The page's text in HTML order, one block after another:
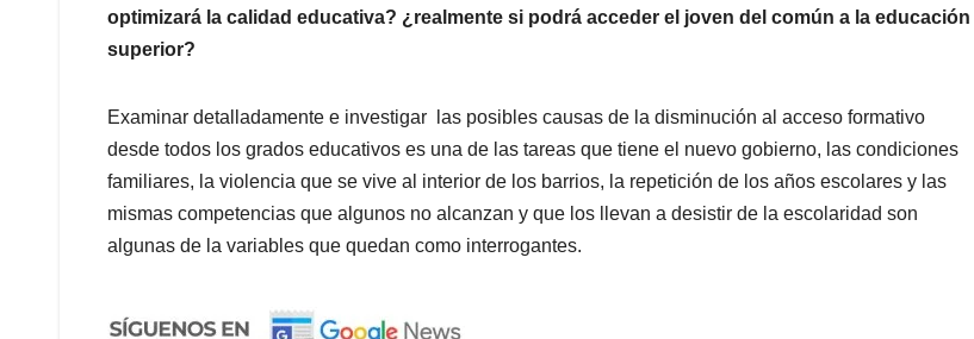
optimizará la calidad educativa? ¿realmente si podrá acceder el joven del común a la educación
superior?
Examinar detalladamente e investigar las posibles causas de la disminución al acceso formativo
desde todos los grados educativos es una de las tareas que tiene el nuevo gobierno, las condiciones
familiares, la violencia que se vive al interior de los barrios, la repetición de los años escolares y las
mismas competencias que algunos no alcanzan y que los llevan a desistir de la escolaridad son
algunas de la variables que quedan como interrogantes.